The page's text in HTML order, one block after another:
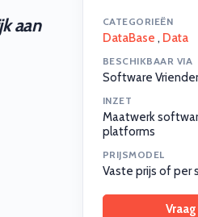
aan
CATEGORIEËN
DataBase , Data
BESCHIKBAAR VIA
Software
INZET
Maatwerk
platforms
PRIJSMODEL
Vaste prijs of per